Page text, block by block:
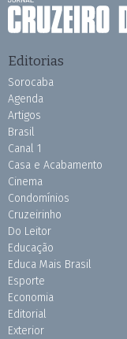
Editorias
Sorocaba
Agenda
Artigos
Brasil
Canal 1
Casa e Acabamento
Cinema
Condomínios
Cruzeirinho
Do Leitor
Educação
Educa Mais Brasil
Esporte
Economia
Editorial
Exterior